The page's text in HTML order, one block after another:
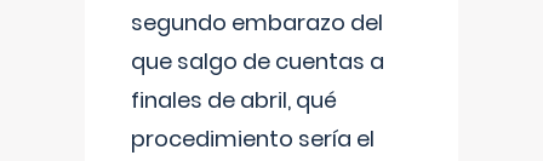
segundo embarazo del
que salgo de cuentas a
finales de abril, qué
procedimiento sería el